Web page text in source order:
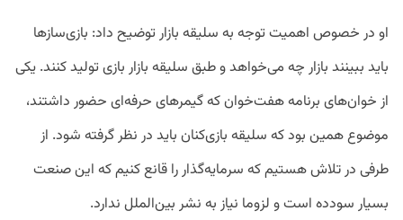
او در خصوص اهمیت توجه به سلیقه بازار توضیح داد: بازی‌سازها
باید ببینند بازار چه می‌خواهد و طبق سلیقه بازار بازی تولید کنند. یکی
از خوان‌های برنامه هفت‌خوان که گیمرهای حرفه‌ای حضور داشتند،
موضوع همین بود که سلیقه بازی‌کنان باید در نظر گرفته شود. از
طرفی در تلاش هستیم که سرمایه‌گذار را قانع کنیم که این صنعت
بسیار سودده است و لزوما نیاز به نشر بین‌الملل ندارد.